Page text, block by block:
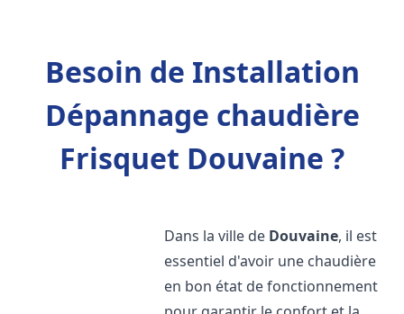
Besoin de Installation
Dépannage chaudière
Frisquet Douvaine ?
Dans la ville de Douvaine, il est
essentiel d'avoir une chaudière
en bon état de fonctionnement